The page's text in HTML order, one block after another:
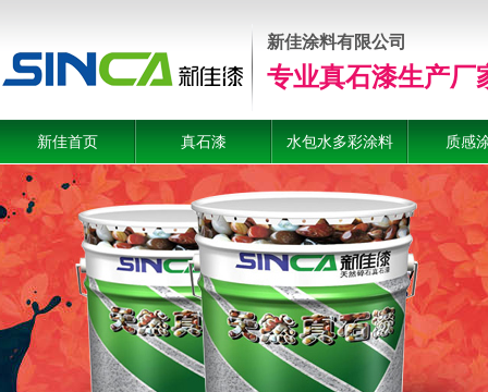
新佳涂料有限公司
专业真石漆生产厂
新佳首页 真石漆 水包水多彩涂料 质感